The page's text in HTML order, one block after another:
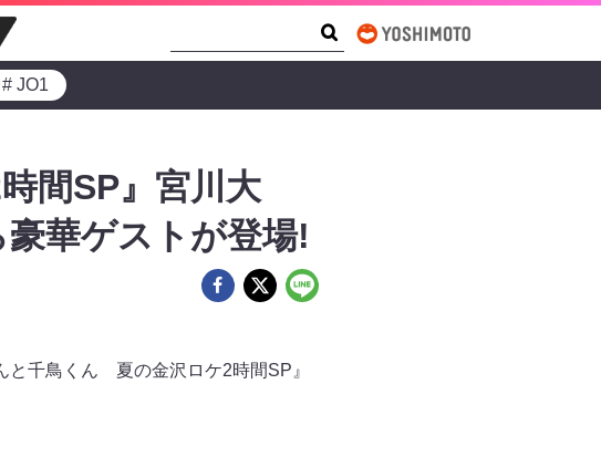
# JO1
間SP』宮川大
華ゲストが登場!
と千鳥くん 夏の金沢ロケ2時間SP』